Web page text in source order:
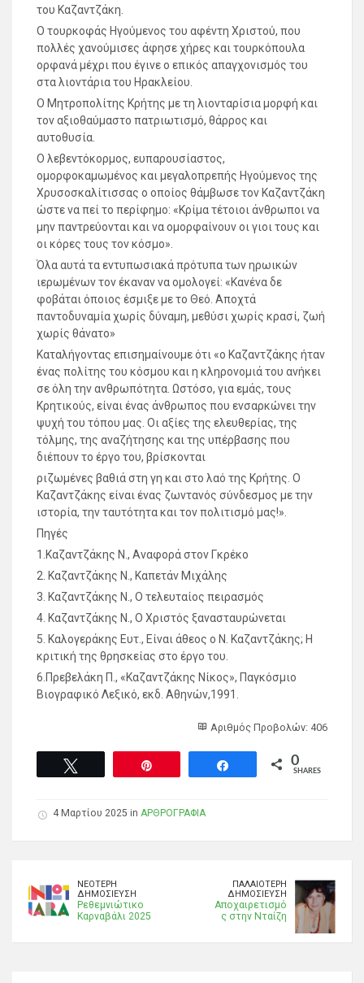
του Καζαντζάκη.
Ο τουρκοφάς Ηγούμενος του αφέντη Χριστού, που
πολλές χανούμισες άφησε χήρες και τουρκόπουλα
ορφανά μέχρι που έγινε ο επικός απαγχονισμός του
στα λιοντάρια του Ηρακλείου.
Ο Μητροπολίτης Κρήτης με τη λιονταρίσια μορφή και
τον αξιοθαύμαστο πατριωτισμό, θάρρος και
αυτοθυσία.
Ο λεβεντόκορμος, ευπαρουσίαστος,
ομορφοκαμωμένος και μεγαλοπρεπής Ηγούμενος της
Χρυσοσκαλίτισσας ο οποίος θάμβωσε τον Καζαντζάκη
ώστε να πεί το περίφημο: «Κρίμα τέτοιοι άνθρωποι να
μην παντρεύονται και να ομορφαίνουν οι γιοι τους και
οι κόρες τους τον κόσμο».
Όλα αυτά τα εντυπωσιακά πρότυπα των ηρωικών
ιερωμένων τον έκαναν να ομολογεί: «Κανένα δε
φοβάται όποιος έσμιξε με το Θεό. Αποχτά
παντοδυναμία χωρίς δύναμη, μεθύσι χωρίς κρασί, ζωή
χωρίς θάνατο»
Καταλήγοντας επισημαίνουμε ότι «ο Καζαντζάκης ήταν
ένας πολίτης του κόσμου και η κληρονομιά του ανήκει
σε όλη την ανθρωπότητα. Ωστόσο, για εμάς, τους
Κρητικούς, είναι ένας άνθρωπος που ενσαρκώνει την
ψυχή του τόπου μας. Οι αξίες της ελευθερίας, της
τόλμης, της αναζήτησης και της υπέρβασης που
διέπουν το έργο του, βρίσκονται
ριζωμένες βαθιά στη γη και στο λαό της Κρήτης. Ο
Καζαντζάκης είναι ένας ζωντανός σύνδεσμος με την
ιστορία, την ταυτότητα και τον πολιτισμό μας!».
Πηγές
1.Καζαντζάκης Ν., Αναφορά στον Γκρέκο
2. Καζαντζάκης Ν., Καπετάν Μιχάλης
3. Καζαντζάκης Ν., Ο τελευταίος πειρασμός
4. Καζαντζάκης Ν., Ο Χριστός ξανασταυρώνεται
5. Καλογεράκης Ευτ., Είναι άθεος ο Ν. Καζαντζάκης; Η
κριτική της θρησκείας στο έργο του.
6.Πρεβελάκη Π., «Καζαντζάκης Νίκος», Παγκόσμιο
Βιογραφικό Λεξικό, εκδ. Αθηνών,1991.
Αριθμός Προβολών: 406
0
SHARES
4 Μαρτίου 2025 in ΑΡΘΡΟΓΡΑΦΙΑ
ΝΕΌΤΕΡΗ
ΔΗΜΟΣΊΕΥΣΗ
Ρεθεμνιώτικο
Καρναβάλι 2025
ΠΑΛΑΙΌΤΕΡΗ
ΔΗΜΟΣΊΕΥΣΗ
Αποχαιρετισμό
ς στην Νταίζη